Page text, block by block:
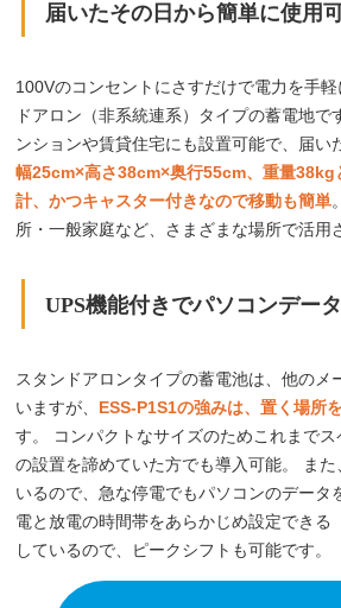
届いたその日から簡単に使用
100Vのコンセントにさすだけで電力を手
ドアロン（非系統連系）タイプの蓄電地で
ンションや賃貸住宅にも設置可能で、届い
幅25cm×高さ38cm×奥行55cm、重量38kg
計、かつキャスター付きなので移動も簡単
所・一般家庭など、さまざまな場所で活用
UPS機能付きでパソコンデー
スタンドアロンタイプの蓄電池は、他のメ
いますが、 ESS-P1S1の強みは、置く場所
す。 コンパクトなサイズのためこれまで
の設置を諦めていた方でも導入可能。 ま
いるので、急な停電でもパソコンのデータ
電と放電の時間帯をあらかじめ設定できる
しているので、ピークシフトも可能です。